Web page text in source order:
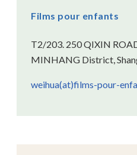
Films pour enfants
T2/203. 250 QIXIN
MINHANG District,
weihua(at)films-pour-